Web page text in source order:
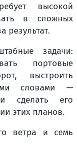
высокой
в сложных
результат.
задачи:
портовые
выстроить
словами —
сделать его
этих планов.
ветра и семь